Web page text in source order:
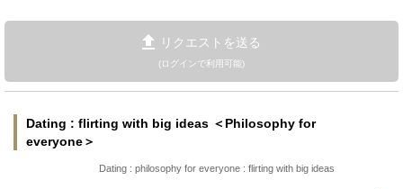
リクエストを送る
(ログインで利用可能)
Dating : flirting with big ideas ＜Philosophy for
everyone＞
Dating : philosophy for everyone : flirting with big ideas